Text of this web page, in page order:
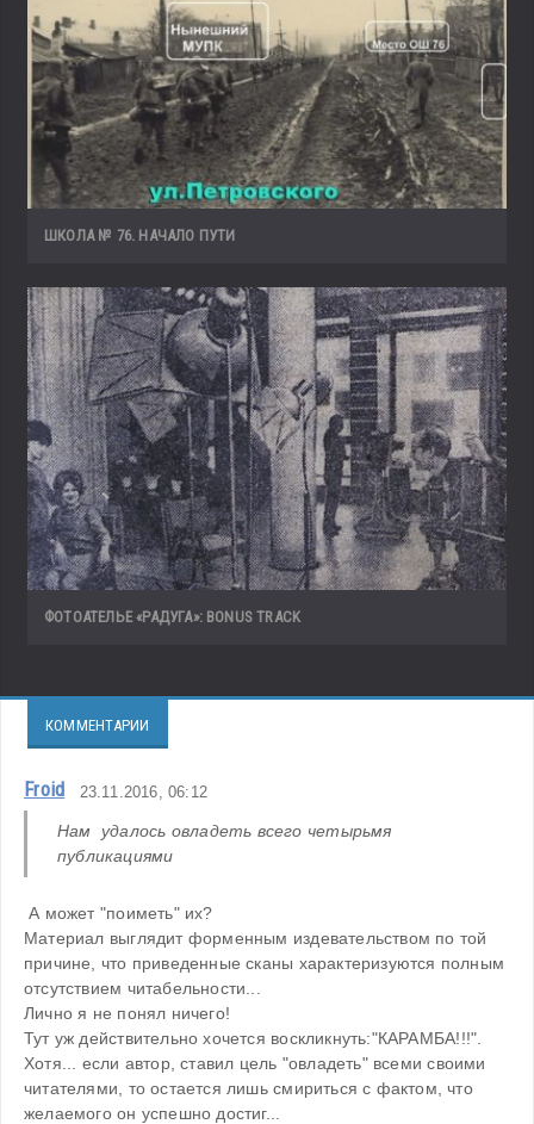
ШКОЛА № 76. НАЧАЛО ПУТИ
ФОТОАТЕЛЬЕ «РАДУГА»: BONUS TRACK
КОММЕНТАРИИ
Froid 23.11.2016, 06:12
Нам  удалось овладеть всего четырьмя
публикациями
А может "поиметь" их?
Материал выглядит форменным издевательством по той
причине, что приведенные сканы характеризуются полным
отсутствием читабельности...
Лично я не понял ничего!
Тут уж действительно хочется воскликнуть:"КАРАМБА!!!".
Хотя... если автор, ставил цель "овладеть" всеми своими
читателями, то остается лишь смириться с фактом, что
желаемого он успешно достиг...